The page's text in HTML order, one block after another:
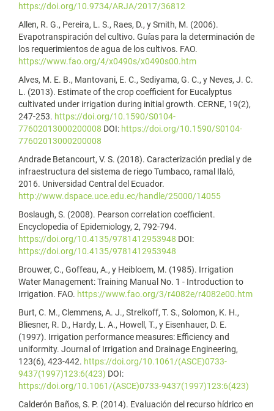
https://doi.org/10.9734/ARJA/2017/36812
Allen, R. G., Pereira, L. S., Raes, D., y Smith, M. (2006).
Evapotranspiración del cultivo. Guías para la determinación de
los requerimientos de agua de los cultivos. FAO.
https://www.fao.org/4/x0490s/x0490s00.htm
Alves, M. E. B., Mantovani, E. C., Sediyama, G. C., y Neves, J. C.
L. (2013). Estimate of the crop coefficient for Eucalyptus
cultivated under irrigation during initial growth. CERNE, 19(2),
247-253. https://doi.org/10.1590/S0104-
77602013000200008 DOI: https://doi.org/10.1590/S0104-
77602013000200008
Andrade Betancourt, V. S. (2018). Caracterización predial y de
infraestructura del sistema de riego Tumbaco, ramal Ilaló,
2016. Universidad Central del Ecuador.
http://www.dspace.uce.edu.ec/handle/25000/14055
Boslaugh, S. (2008). Pearson correlation coefficient.
Encyclopedia of Epidemiology, 2, 792-794.
https://doi.org/10.4135/9781412953948 DOI:
https://doi.org/10.4135/9781412953948
Brouwer, C., Goffeau, A., y Heibloem, M. (1985). Irrigation
Water Management: Training Manual No. 1 - Introduction to
Irrigation. FAO. https://www.fao.org/3/r4082e/r4082e00.htm
Burt, C. M., Clemmens, A. J., Strelkoff, T. S., Solomon, K. H.,
Bliesner, R. D., Hardy, L. A., Howell, T., y Eisenhauer, D. E.
(1997). Irrigation performance measures: Efficiency and
uniformity. Journal of Irrigation and Drainage Engineering,
123(6), 423-442. https://doi.org/10.1061/(ASCE)0733-
9437(1997)123:6(423) DOI:
https://doi.org/10.1061/(ASCE)0733-9437(1997)123:6(423)
Calderón Baños, S. P. (2014). Evaluación del recurso hídrico en